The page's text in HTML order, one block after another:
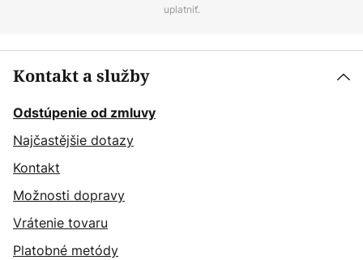
uplatniť.
Kontakt a služby
Odstúpenie od zmluvy
Najčastějšie dotazy
Kontakt
Možnosti dopravy
Vrátenie tovaru
Platobné metódy